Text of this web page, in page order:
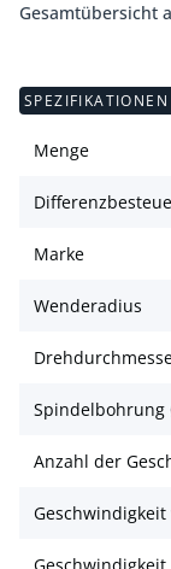
Gesamtübersicht
Menge
Marke
Wenderadius
Spindelbohrung
Anzahl der